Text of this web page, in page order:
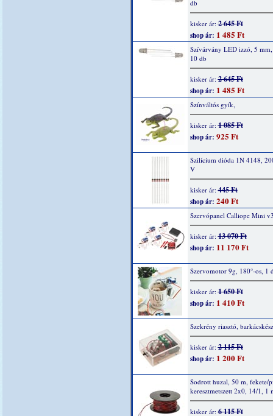
db
kisker ár:2 645 Ft
shop ár: 1 485 Ft
Szívárvány LED izzó, 5
10 db
kisker ár:2 645 Ft
shop ár: 1 485 Ft
Színváltós gyík,
kisker ár:1 085 Ft
shop ár: 925 Ft
Szilícium dióda 1N 4148,
V
kisker ár:445 Ft
shop ár: 240 Ft
Szervópanel Calliope Mini
kisker ár:13 070 Ft
shop ár: 11 170 Ft
Szervomotor 9g, 180°-os, 1
kisker ár:1 650 Ft
shop ár: 1 410 Ft
Szekrény riasztó,
kisker ár:2 115 Ft
shop ár: 1 200 Ft
Sodrott huzal, 50 m, fekete/
keresztmetszett 2x0, 14/1, 1
kisker ár:6 115 Ft